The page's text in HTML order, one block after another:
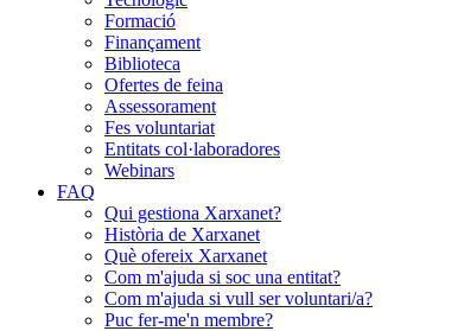
Formació
Finançament
Biblioteca
Ofertes de feina
Assessorament
Fes voluntariat
Entitats col·laboradores
Webinars
FAQ
Qui gestiona Xarxanet?
Història de Xarxanet
Què ofereix Xarxanet
Com m'ajuda si soc una entitat?
Com m'ajuda si vull ser voluntari/a?
Puc fer-me'n membre?